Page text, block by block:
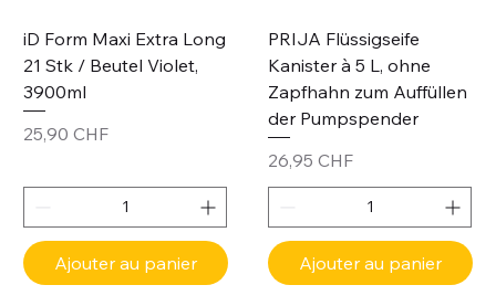
iD Form Maxi Extra Long
21 Stk / Beutel Violet,
3900ml
Prix
25,90 CHF
Ajouter au panier
PRIJA Flüssigseife
Kanister à 5 L, ohne
Zapfhahn zum Auffüllen
der Pumpspender
Prix
26,95 CHF
Ajouter au panier